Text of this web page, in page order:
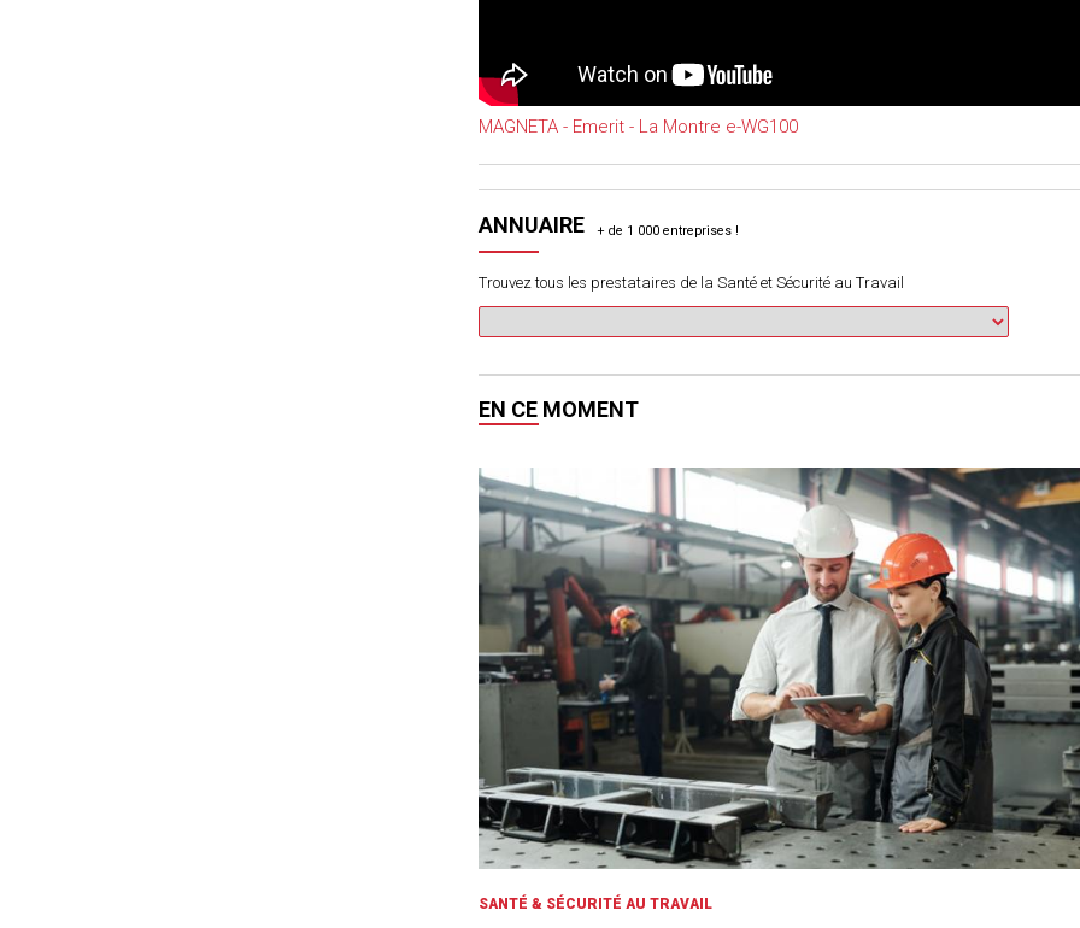
MAGNETA - Emerit - La Montre e-WG100
ANNUAIRE
Trouvez tous les prestataires de la Santé et Sécurité au Travail
EN CE MOMENT
SANTÉ & SÉCURITÉ AU TRAVAIL